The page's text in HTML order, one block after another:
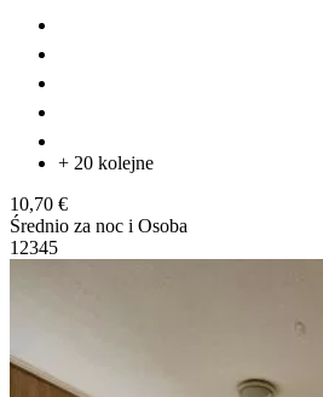
+ 20 kolejne
10,70 €
Średnio za noc i Osoba
1 2345